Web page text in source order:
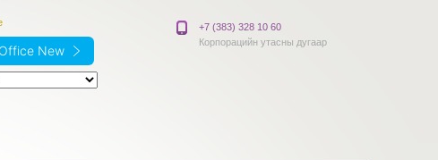
New
+7 (383) 328 10 60
Корпорацийн утасны дугаар